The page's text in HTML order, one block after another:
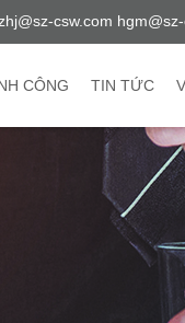
csw.com
CÔNG TIN TỨC